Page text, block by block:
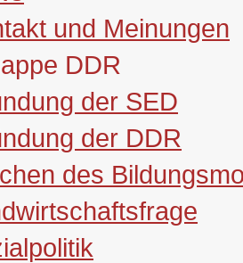
und Meinungen
DDR
der SED
der DDR
des